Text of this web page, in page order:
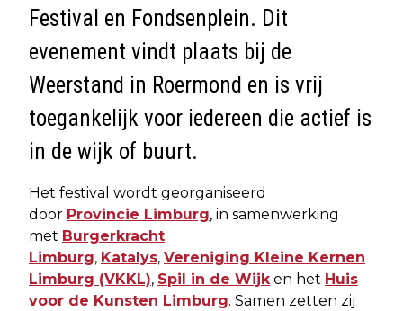
Festival en Fondsenplein. Dit
evenement vindt plaats bij de
Weerstand in Roermond en is vrij
toegankelijk voor iedereen die actief is
in de wijk of buurt.
Het festival wordt georganiseerd
door Provincie Limburg, in samenwerking
met Burgerkracht
Limburg, Katalys, Vereniging Kleine Kernen
Limburg (VKKL), Spil in de Wijken het Huis
voor de Kunsten Limburg. Samen zetten zij